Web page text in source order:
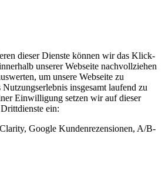
dieser Dienste können wir das Klick-
unserer Webseite nachvollziehen
um unsere Webseite zu
insgesamt laufend zu
Einwilligung setzen wir auf dieser
ein:
Google Kundenrezensionen, A/B-